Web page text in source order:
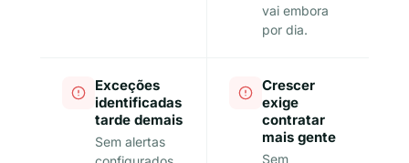
vai embora
por dia.
Exceções
identificadas
tarde demais
Sem alertas
Crescer
exige
contratar
mais gente
Sem